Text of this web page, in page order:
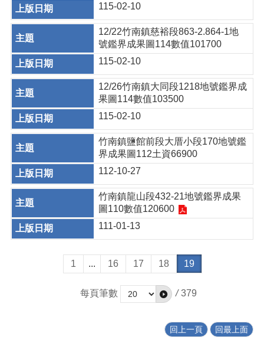
115-02-10
12/22竹南鎮慈裕段863-2.864-1地
號鑑界成果圖114數值101700
115-02-10
12/26竹南鎮大同段1218地號鑑界成
果圖114數值103500
115-02-10
竹南鎮鹽館前段大厝小段170地號鑑
界成果圖112土資66900
112-10-27
竹南鎮龍山段432-21地號鑑界成果
圖110數值120600
111-01-13
1 ... 16 17 18 19
每頁筆數 / 379
回上一頁 回最上面